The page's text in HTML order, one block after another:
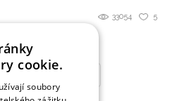
5
33054
cookie.
soubory